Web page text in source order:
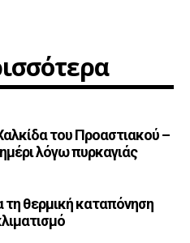
του Προαστιακού –
λόγω πυρκαγιάς
τη θερμική καταπόνηση